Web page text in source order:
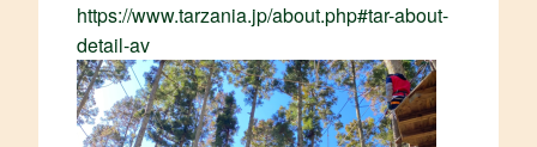
https://www.tarzania.jp/about.php#tar-about-
detail-av